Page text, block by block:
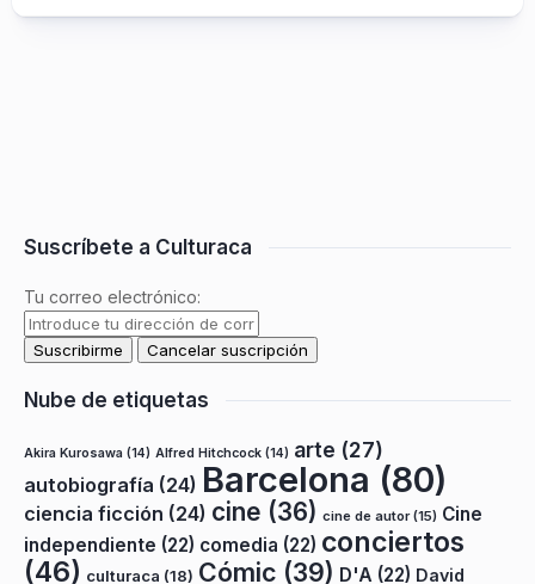
Suscríbete a Culturaca
Tu correo electrónico:
Nube de etiquetas
Akira Kurosawa (14) Alfred Hitchcock (14) arte (27)
autobiografía (24) Barcelona (80)
ciencia ficción (24) cine (36) cine de autor(15) Cine
independiente (22) comedia (22) conciertos
(46) culturaca (18) Cómic (39) D'A (22) David